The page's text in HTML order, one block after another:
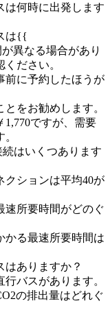
は何時に出発します
は{{
異なる場合があり
ださい。
前に予約したほうが
をお勧めします。
ですが、需要
はいくつあります
クションは平均40が
速所要時間がどのぐ
かる最速所要時間は
はありますか？
バスがあります。
の排出量はどれぐ